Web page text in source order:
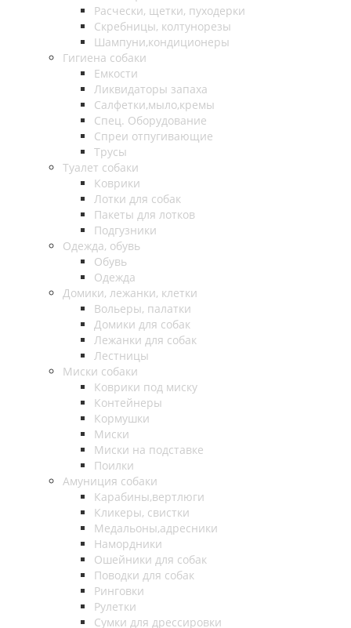
Расчески, щетки, пуходерки
Скребницы, колтунорезы
Шампуни,кондиционеры
Гигиена собаки
Емкости
Ликвидаторы запаха
Салфетки,мыло,кремы
Спец. Оборудование
Спреи отпугивающие
Трусы
Туалет собаки
Коврики
Лотки для собак
Пакеты для лотков
Подгузники
Одежда, обувь
Обувь
Одежда
Домики, лежанки, клетки
Вольеры, палатки
Домики для собак
Лежанки для собак
Лестницы
Миски собаки
Коврики под миску
Контейнеры
Кормушки
Миски
Миски на подставке
Поилки
Амуниция собаки
Карабины,вертлюги
Кликеры, свистки
Медальоны,адресники
Намордники
Ошейники для собак
Поводки для собак
Ринговки
Рулетки
Сумки для дрессировки